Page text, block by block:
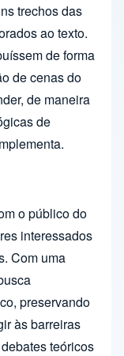
trechos das
ao texto.
de forma
de cenas do
de maneira
de
o público do
interessados
Com uma
preservando
às barreiras
teóricos